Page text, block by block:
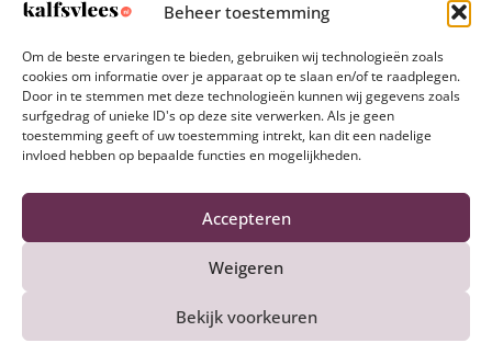
Beheer toestemming
Om de beste ervaringen te bieden, gebruiken wij technologieën zoals
cookies om informatie over je apparaat op te slaan en/of te raadplegen.
Door in te stemmen met deze technologieën kunnen wij gegevens zoals
surfgedrag of unieke ID's op deze site verwerken. Als je geen
toestemming geeft of uw toestemming intrekt, kan dit een nadelige
invloed hebben op bepaalde functies en mogelijkheden.
Accepteren
Weigeren
Bekijk voorkeuren
Ook lekker om te maken